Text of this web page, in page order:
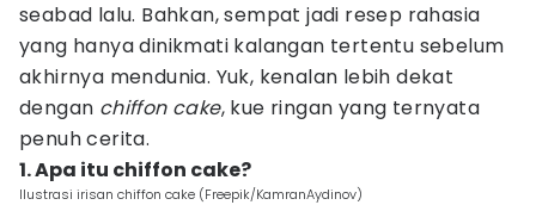
seabad lalu. Bahkan, sempat jadi resep rahasia
yang hanya dinikmati kalangan tertentu sebelum
akhirnya mendunia. Yuk, kenalan lebih dekat
dengan chiffon cake, kue ringan yang ternyata
penuh cerita.
1. Apa itu chiffon cake?
Ilustrasi irisan chiffon cake (Freepik/KamranAydinov)